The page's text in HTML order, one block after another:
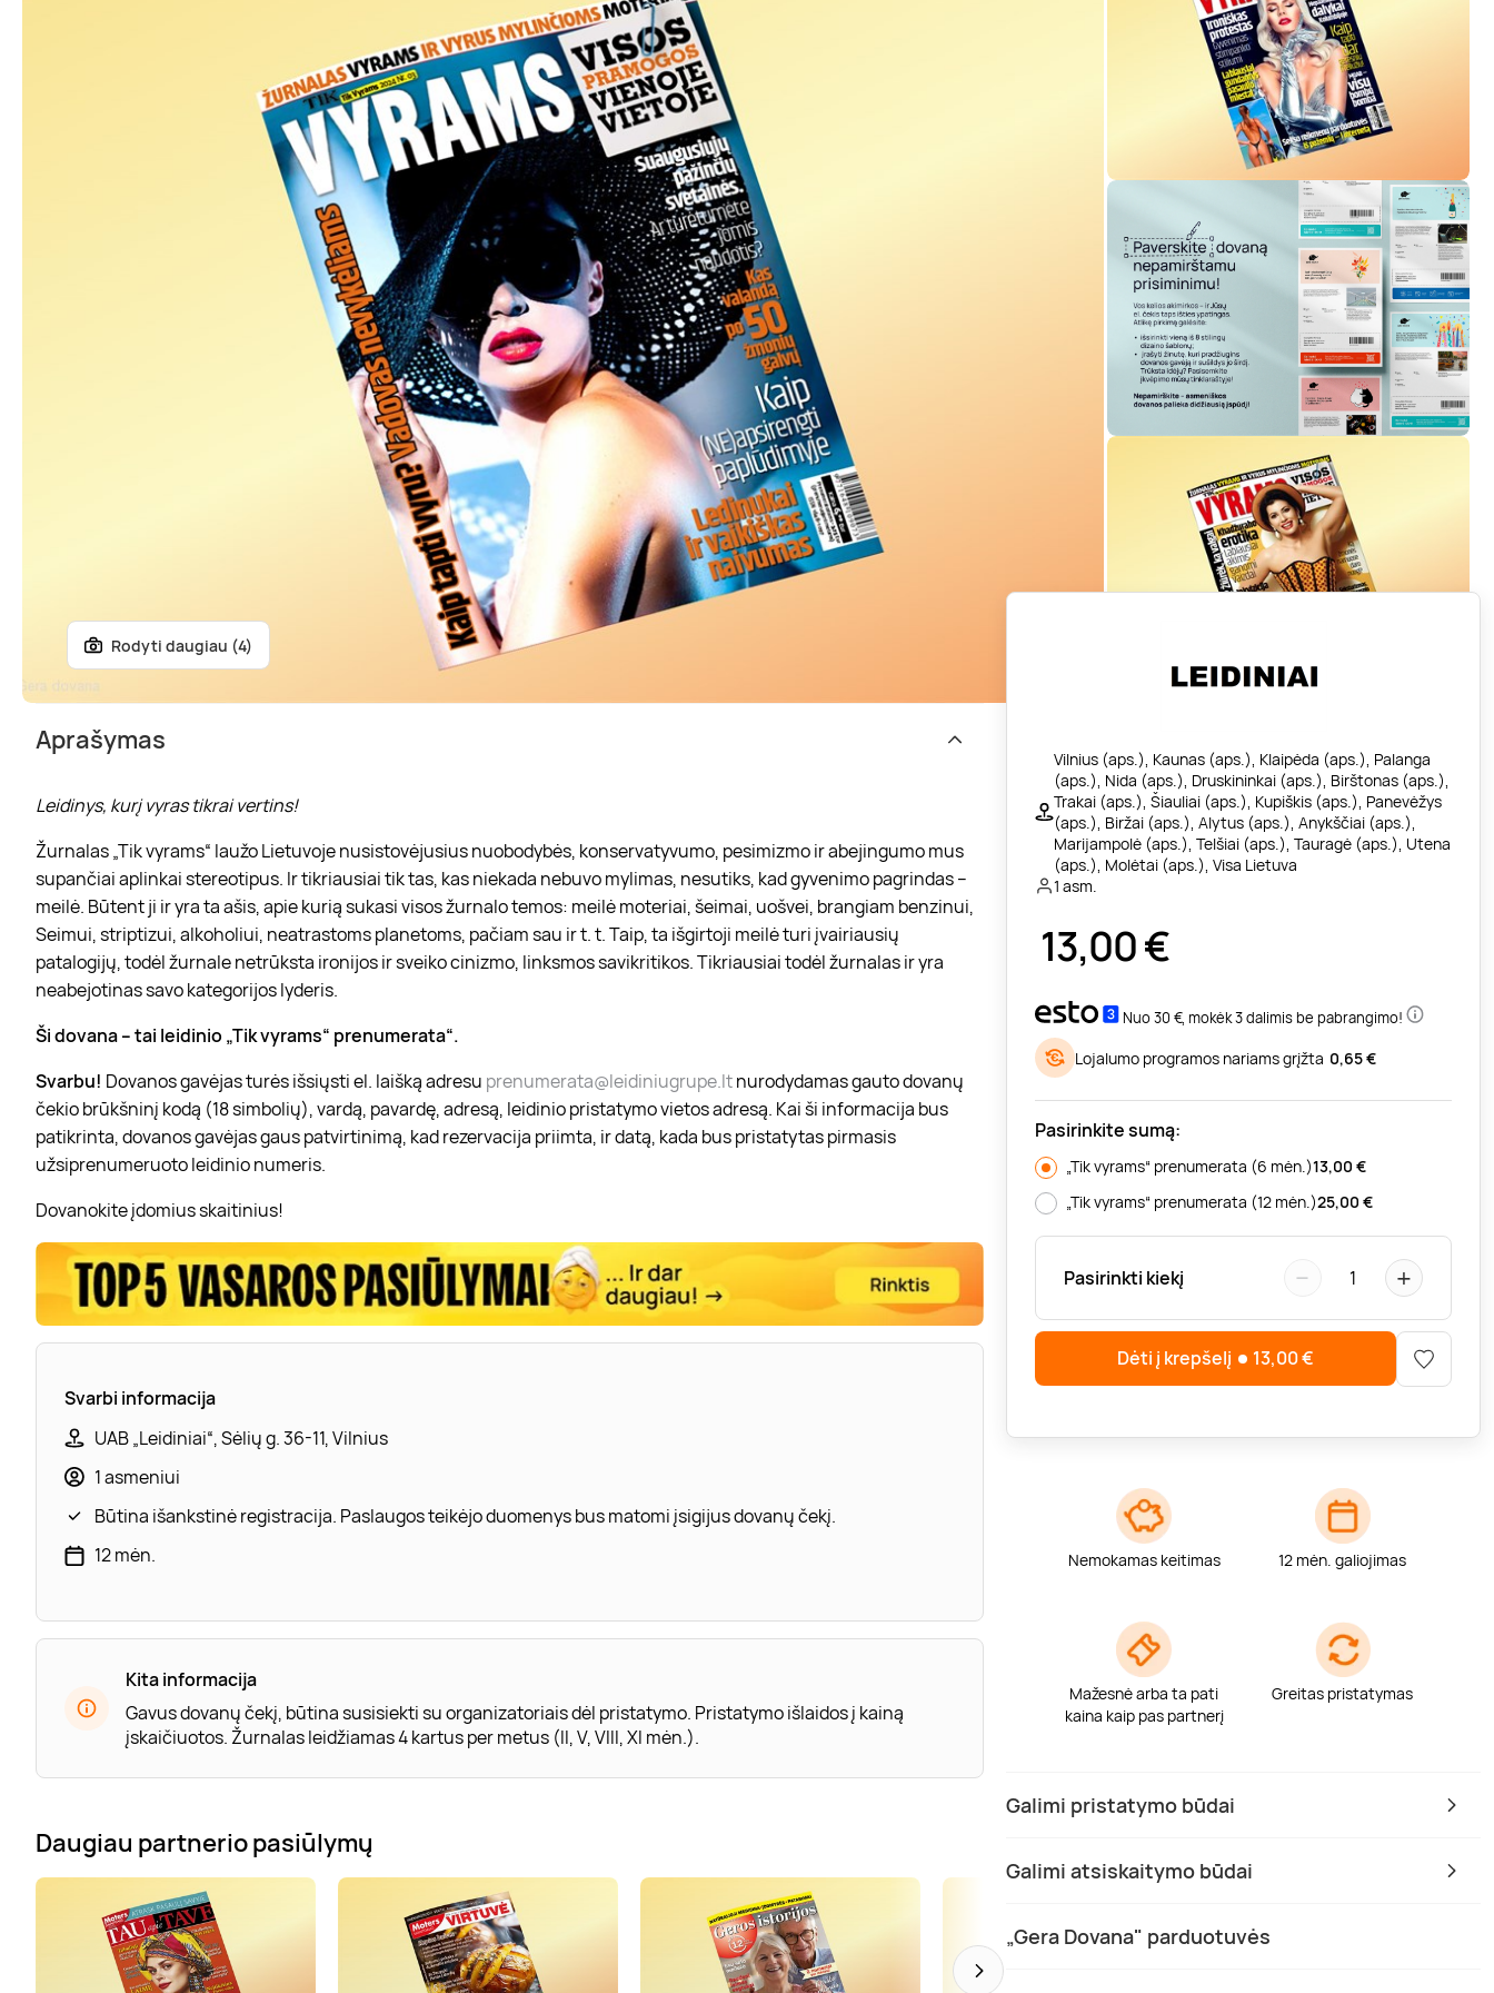
Rodyti daugiau (4)
Vilnius (aps.), Kaunas (aps.), Klaipėda (aps.), Palanga
(aps.), Nida (aps.), Druskininkai (aps.), Birštonas (aps.),
Trakai (aps.), Šiauliai (aps.), Kupiškis (aps.), Panevėžys
(aps.), Biržai (aps.), Alytus (aps.), Anykščiai (aps.),
Marijampolė (aps.), Telšiai (aps.), Tauragė (aps.), Utena
(aps.), Molėtai (aps.), Visa Lietuva
1 asm.
13,00€
Nuo 30 €, mokėk 3 dalimis be pabrangimo!
Lojalumo programos nariams grįžta 0,65 €
Pasirinkite sumą:
„Tik vyrams“ prenumerata (6 mėn.)13,00 €
„Tik vyrams“ prenumerata (12 mėn.)25,00 €
Pasirinkti kiekį − 1 +
Dėti į krepšelį 13,00€
Nemokamas keitimas 12 mėn. galiojimas
Mažesnė arba ta pati
kaina kaip pas partnerį
Greitas pristatymas
Galimi pristatymo būdai
Galimi atsiskaitymo būdai
„Gera Dovana" parduotuvės
Aprašymas
Leidinys, kurį vyras tikrai vertins!
Žurnalas „Tik vyrams“ laužo Lietuvoje nusistovėjusius nuobodybės, konservatyvumo, pesimizmo ir abejingumo mus
supančiai aplinkai stereotipus. Ir tikriausiai tik tas, kas niekada nebuvo mylimas, nesutiks, kad gyvenimo pagrindas –
meilė. Būtent ji ir yra ta ašis, apie kurią sukasi visos žurnalo temos: meilė moteriai, šeimai, uošvei, brangiam benzinui,
Seimui, striptizui, alkoholiui, neatrastoms planetoms, pačiam sau ir t. t. Taip, ta išgirtoji meilė turi įvairiausių
patalogijų, todėl žurnale netrūksta ironijos ir sveiko cinizmo, linksmos savikritikos. Tikriausiai todėl žurnalas ir yra
neabejotinas savo kategorijos lyderis.
Ši dovana – tai leidinio „Tik vyrams“ prenumerata“.
Svarbu! Dovanos gavėjas turės išsiųsti el. laišką adresu prenumerata@leidiniugrupe.ltnurodydamas gauto dovanų
čekio brūkšninį kodą (18 simbolių), vardą, pavardę, adresą, leidinio pristatymo vietos adresą. Kai ši informacija bus
patikrinta, dovanos gavėjas gaus patvirtinimą, kad rezervacija priimta, ir datą, kada bus pristatytas pirmasis
užsiprenumeruoto leidinio numeris.
Dovanokite įdomius skaitinius!
Svarbi informacija
UAB „Leidiniai“, Sėlių g. 36-11, Vilnius
1 asmeniui
Būtina išankstinė registracija. Paslaugos teikėjo duomenys bus matomi įsigijus dovanų čekį.
12 mėn.
Kita informacija
Gavus dovanų čekį, būtina susisiekti su organizatoriais dėl pristatymo. Pristatymo išlaidos į kainą
įskaičiuotos. Žurnalas leidžiamas 4 kartus per metus (II, V, VIII, XI mėn.).
Daugiau partnerio pasiūlymų